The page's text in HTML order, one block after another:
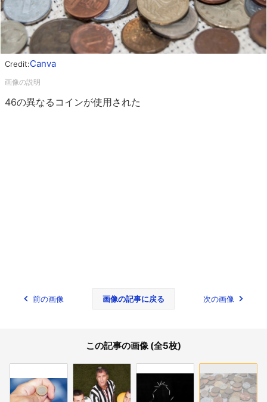
Credit:Canva
46の異なるコインが使用された
前の画像 画像の記事に戻る 次の画像
この記事の画像 (全5枚)